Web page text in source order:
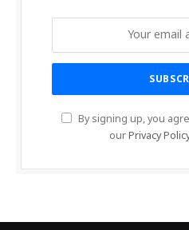
By signing up, you
ourPrivacy